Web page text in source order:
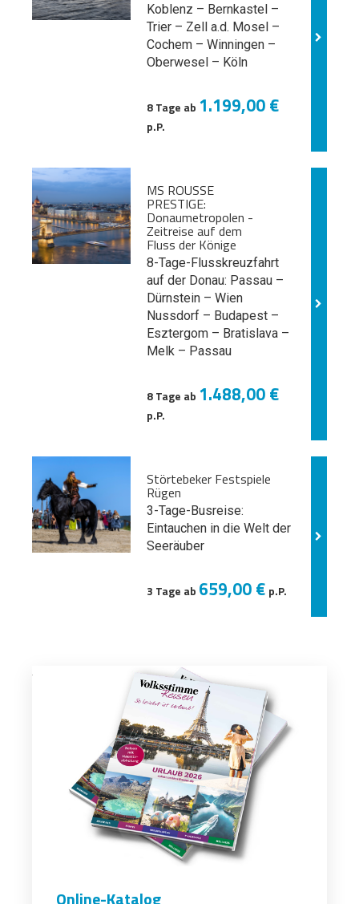
Koblenz – Bernkastel –
Trier – Zell a.d. Mosel –
Cochem – Winningen –
Oberwesel – Köln
8 Tage ab 1.199,00 €
p.P.
MS ROUSSE
PRESTIGE:
Donaumetropolen -
Zeitreise auf dem
Fluss der Könige
8-Tage-Flusskreuzfahrt
auf der Donau: Passau –
Dürnstein – Wien
Nussdorf – Budapest –
Esztergom – Bratislava –
Melk – Passau
8 Tage ab 1.488,00 €
p.P.
Störtebeker Festspiele
Rügen
3-Tage-Busreise:
Eintauchen in die Welt der
Seeräuber
3 Tage ab 659,00 € p.P.
Online-Katalog